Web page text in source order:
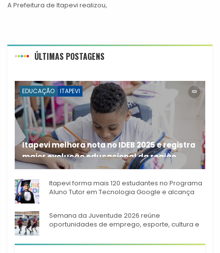
A Prefeitura de Itapevi realizou,
ÚLTIMAS POSTAGENS
EDUCAÇÃO ITAPEVI
Itapevi melhora nota no IDEB 2025 e registra
maior evolução educacional da região
A rede municipal de ensino
Itapevi forma mais 120 estudantes no Programa
Aluno Tutor em Tecnologia Google e alcança
Semana da Juventude 2026 reúne
oportunidades de emprego, esporte, cultura e